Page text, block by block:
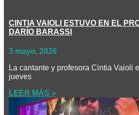
CINTIA VAIOLI ESTUVO EN EL
DARÍO BARASSI
3 mayo, 2026
La cantante y profesora Cintia Vaioli
jueves
LEER MÁS »